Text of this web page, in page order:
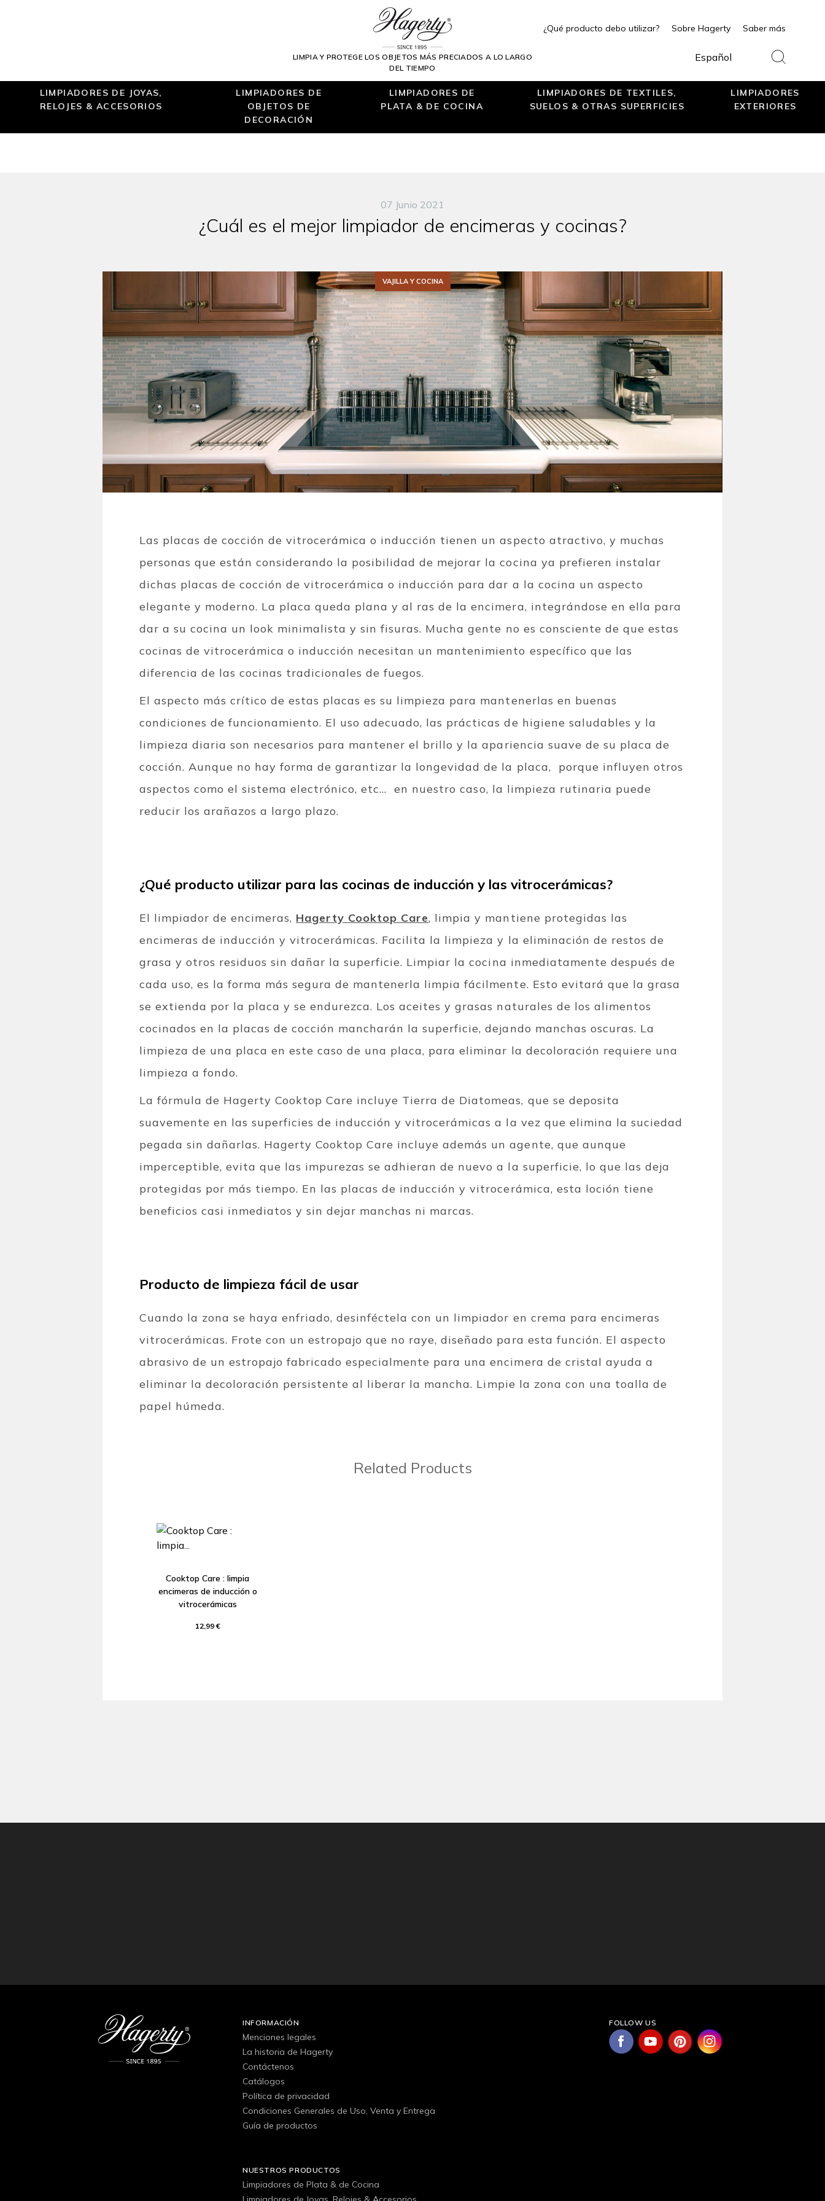
LIMPIA Y PROTEGE LOS OBJETOS MÁS PRECIADOS A LO LARGO
DEL TIEMPO
¿Qué producto debo utilizar? Sobre Hagerty Saber más
Español
LIMPIADORES DE JOYAS,
RELOJES & ACCESORIOS
LIMPIADORES DE
OBJETOS DE
DECORACIÓN
LIMPIADORES DE
PLATA & DE COCINA
LIMPIADORES DE TEXTILES,
SUELOS & OTRAS SUPERFICIES
LIMPIADORES
EXTERIORES
07 Junio 2021
¿Cuál es el mejor limpiador de encimeras y cocinas?
VAJILLA Y COCINA
Las placas de cocción de vitrocerámica o inducción tienen un aspecto atractivo, y muchas
personas que están considerando la posibilidad de mejorar la cocina ya prefieren instalar
dichas placas de cocción de vitrocerámica o inducción para dar a la cocina un aspecto
elegante y moderno. La placa queda plana y al ras de la encimera, integrándose en ella para
dar a su cocina un look minimalista y sin fisuras. Mucha gente no es consciente de que estas
cocinas de vitrocerámica o inducción necesitan un mantenimiento específico que las
diferencia de las cocinas tradicionales de fuegos.
El aspecto más crítico de estas placas es su limpieza para mantenerlas en buenas
condiciones de funcionamiento. El uso adecuado, las prácticas de higiene saludables y la
limpieza diaria son necesarios para mantener el brillo y la apariencia suave de su placa de
cocción. Aunque no hay forma de garantizar la longevidad de la placa,
porque influyen otros
aspectos como el sistema electrónico, etc... en nuestro caso, la limpieza rutinaria puede
reducir los arañazos a largo plazo.
¿Qué producto utilizar para las cocinas de inducción y las vitrocerámicas?
El limpiador de encimeras, Hagerty Cooktop Care, limpia y mantiene protegidas las
encimeras de inducción y vitrocerámicas. Facilita la limpieza y la eliminación de restos de
grasa y otros residuos sin dañar la superficie. Limpiar la cocina inmediatamente después de
cada uso, es la forma más segura de mantenerla limpia fácilmente. Esto evitará que la grasa
se extienda por la placa y se endurezca. Los aceites y grasas naturales de los alimentos
cocinados en la placas de cocción mancharán la superficie, dejando manchas oscuras. La
limpieza de una placa en este caso de una placa, para eliminar la decoloración requiere una
limpieza a fondo.
La fórmula de Hagerty Cooktop Care incluye Tierra de Diatomeas, que se deposita
suavemente en las superficies de inducción y vitrocerámicas a la vez que elimina la suciedad
pegada sin dañarlas. Hagerty Cooktop Care incluye además un agente, que aunque
imperceptible, evita que las impurezas se adhieran de nuevo a la superficie, lo que las deja
protegidas por más tiempo. En las placas de inducción y vitrocerámica, esta loción tiene
beneficios casi inmediatos y sin dejar manchas ni marcas.
Producto de limpieza fácil de usar
Cuando la zona se haya enfriado, desinféctela con un limpiador en crema para encimeras
vitrocerámicas. Frote con un estropajo que no raye, diseñado para esta función. El aspecto
abrasivo de un estropajo fabricado especialmente para una encimera de cristal ayuda a
eliminar la decoloración persistente al liberar la mancha. Limpie la zona con una toalla de
papel húmeda.
Related Products
Cooktop Care : limpia
encimeras de inducción o
vitrocerámicas
12,99 €
INFORMACIÓN
Menciones legales
La historia de Hagerty
Contáctenos
Catálogos
Política de privacidad
Condiciones Generales de Uso, Venta y Entrega
Guía de productos
NUESTROS PRODUCTOS
Limpiadores de Plata & de Cocina
FOLLOW US